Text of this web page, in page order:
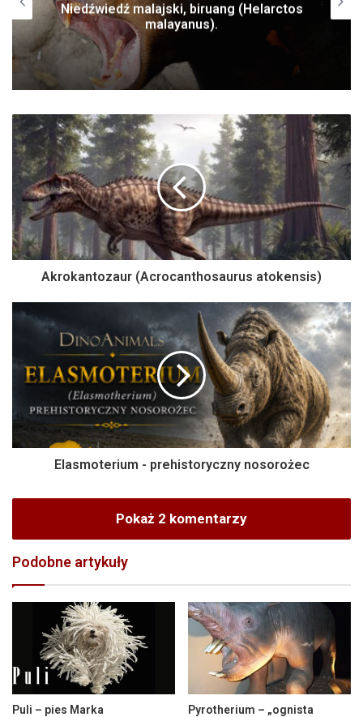
Niedźwiedź malajski, biruang (Helarctos
malayanus).
Akrokantozaur (Acrocanthosaurus atokensis)
Elasmoterium - prehistoryczny nosorożec
Pokaż 2 komentarzy
Podobne artykuły
Puli – pies Marka
Pyrotherium – „ognista